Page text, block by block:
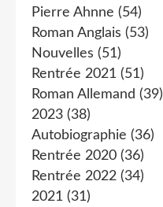
Pierre Ahnne (54)
Roman Anglais (53)
Nouvelles (51)
Rentrée 2021 (51)
Roman Allemand (39)
2023 (38)
Autobiographie (36)
Rentrée 2020 (36)
Rentrée 2022 (34)
2021 (31)